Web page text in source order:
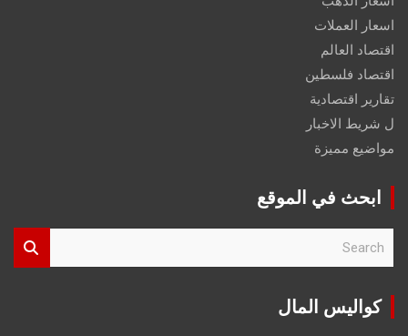
اسعار العملات
اقتصاد العالم
اقتصاد فلسطين
تقارير اقتصادية
ل شريط الاخبار
مواضيع مميزة
ابحث في الموقع
r
كواليس المال